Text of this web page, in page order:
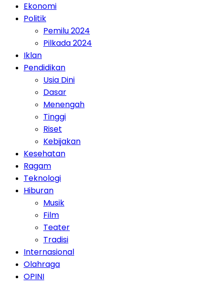
Ekonomi
Politik
Pemilu 2024
Pilkada 2024
Iklan
Pendidikan
Usia Dini
Dasar
Menengah
Tinggi
Riset
Kebijakan
Kesehatan
Ragam
Teknologi
Hiburan
Musik
Film
Teater
Tradisi
Internasional
Olahraga
OPINI